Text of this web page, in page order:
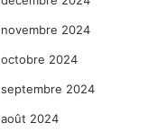
novembre 2024
octobre 2024
septembre 2024
août 2024